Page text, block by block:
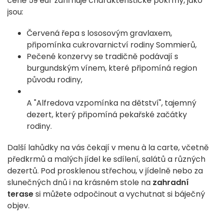
jsou:
Červená řepa s lososovým gravlaxem,
připomínka cukrovarnictví rodiny Sommierů,
Pečené konzervy se tradičně podávají s
burgundským vínem, které připomíná region
původu rodiny,
A "Alfredova vzpomínka na dětství", tajemný
dezert, který připomíná pekařské začátky
rodiny.
Další lahůdky na vás čekají v menu à la carte, včetně
předkrmů a malých jídel ke sdílení, salátů a různých
dezertů. Pod prosklenou střechou, v jídelně nebo za
slunečných dnů i na krásném stole na zahradní
terasesi můžete odpočinout a vychutnat si báječný
objev.